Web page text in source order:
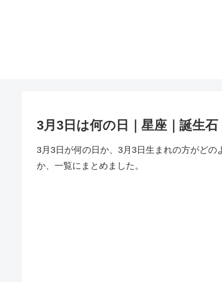
3月3日は何の日｜星座｜誕生
3月3日が何の日か、3月3日生まれの方がど
か、一覧にまとめました。